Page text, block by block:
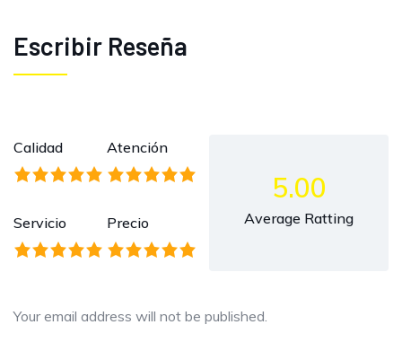
Escribir Reseña
Calidad Atención
Servicio Precio
5.00
Average Ratting
Your email address will not be published.